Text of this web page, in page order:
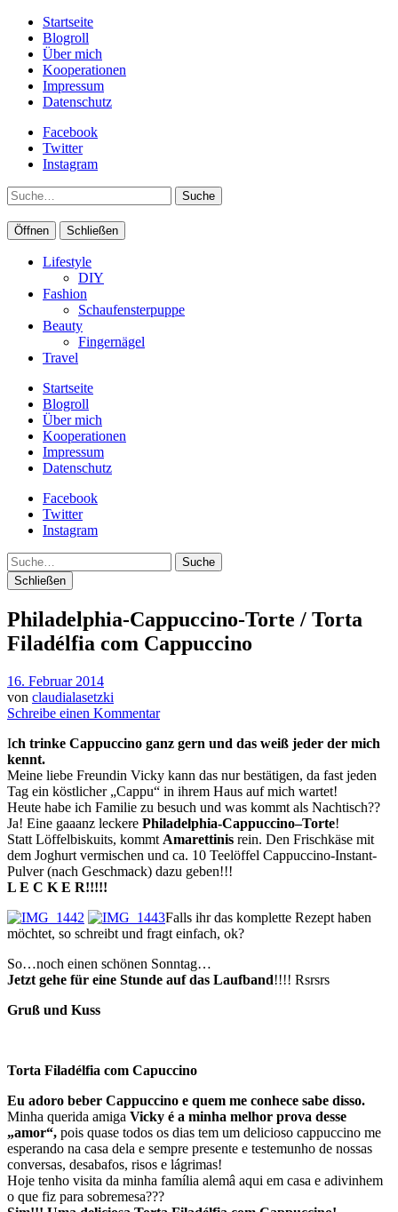
Startseite
Blogroll
Über mich
Kooperationen
Impressum
Datenschutz
Facebook
Twitter
Instagram
Suche
Öffnen Schließen
Lifestyle
DIY
Fashion
Schaufensterpuppe
Beauty
Fingernägel
Travel
Startseite
Blogroll
Über mich
Kooperationen
Impressum
Datenschutz
Facebook
Twitter
Instagram
Suche
Schließen
Philadelphia-Cappuccino-Torte / Torta
Filadélfia com Cappuccino
16. Februar 2014
von claudialasetzki
Schreibe einen Kommentar
Ich trinke Cappuccino ganz gern und das weiß jeder der mich
kennt.
Meine liebe Freundin Vicky kann das nur bestätigen, da fast jeden
Tag ein köstlicher „Cappu“ in ihrem Haus auf mich wartet!
Heute habe ich Familie zu besuch und was kommt als Nachtisch??
Ja! Eine gaaanz leckere Philadelphia-Cappuccino–Torte!
Statt Löffelbiskuits, kommt Amarettinis rein. Den Frischkäse mit
dem Joghurt vermischen und ca. 10 Teelöffel Cappuccino-Instant-
Pulver (nach Geschmack) dazu geben!!!
L E C K E R!!!!!
Falls ihr das komplette Rezept haben
möchtet, so schreibt und fragt einfach, ok?
So…noch einen schönen Sonntag…
Jetzt gehe für eine Stunde auf das Laufband!!!! Rsrsrs
Gruß und Kuss
Torta Filadélfia com Capuccino
Eu adoro beber Cappuccino e quem me conhece sabe disso.
Minha querida amiga Vicky é a minha melhor prova desse
„amor“, pois quase todos os dias tem um delicioso cappuccino me
esperando na casa dela e sempre presente e testemunho de nossas
conversas, desabafos, risos e lágrimas!
Hoje tenho visita da minha família alemâ aqui em casa e adivinhem
o que fiz para sobremesa???